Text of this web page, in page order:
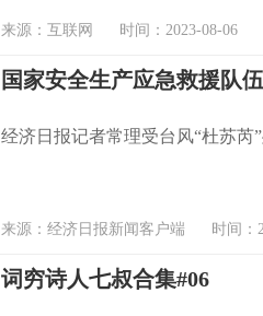
来源：互联网 时间：2023-08-06
国家安全生产应急救援队
经济日报记者常理受台风“杜苏芮
来源：经济日报新闻客户端 时间：
词穷诗人七叔合集#06